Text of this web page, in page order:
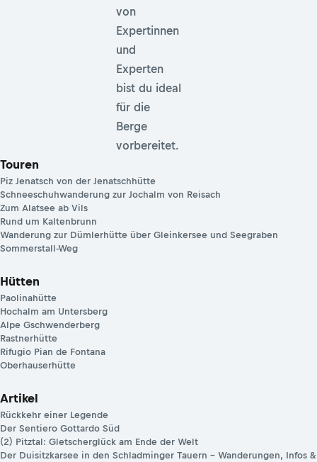
von
Expertinnen
und
Experten
bist du ideal
für die
Berge
vorbereitet.
Touren
Piz Jenatsch von der Jenatschhütte
Schneeschuhwanderung zur Jochalm von Reisach
Zum Alatsee ab Vils
Rund um Kaltenbrunn
Wanderung zur Dümlerhütte über Gleinkersee und Seegraben
Sommerstall-Weg
Hütten
Paolinahütte
Hochalm am Untersberg
Alpe Gschwenderberg
Rastnerhütte
Rifugio Pian de Fontana
Oberhauserhütte
Artikel
Rückkehr einer Legende
Der Sentiero Gottardo Süd
(2) Pitztal: Gletscherglück am Ende der Welt
Der Duisitzkarsee in den Schladminger Tauern – Wanderungen, Infos &